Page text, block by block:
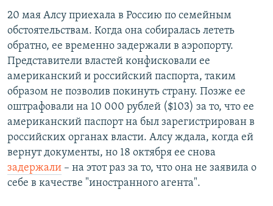
20 мая Алсу приехала в Россию по семейным
обстоятельствам. Когда она собиралась лететь
обратно, ее временно задержали в аэропорту.
Представители властей конфисковали ее
американский и российский паспорта, таким
образом не позволив покинуть страну. Позже ее
оштрафовали на 10 000 рублей ($103) за то, что ее
американский паспорт на был зарегистрирован в
российских органах власти. Алсу ждала, когда ей
вернут документы, но 18 октября ее снова
задержали – на этот раз за то, что она не заявила о
себе в качестве "иностранного агента".